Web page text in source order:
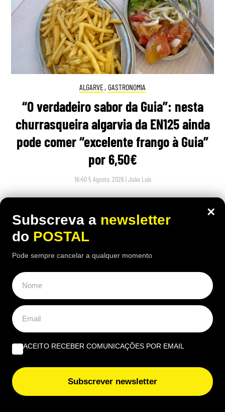
ALGARVE, GASTRONOMIA
“O verdadeiro sabor da Guia”: nesta
churrasqueira algarvia da EN125 ainda
pode comer “excelente frango à Guia”
por 6,50€
16:40 5 Agosto, 2026 |João Luís
Há uma paragem na Nacional 125 onde uma das
receitas mais conhecidas de frango assado do
Algarve continuam a chamar clientes durante o
×
Subscreva a newsletter
do POSTAL
Pode sempre cancelar a qualquer momento
ACEITO RECEBER COMUNICAÇÕES POR EMAIL
Subscrever newsletter